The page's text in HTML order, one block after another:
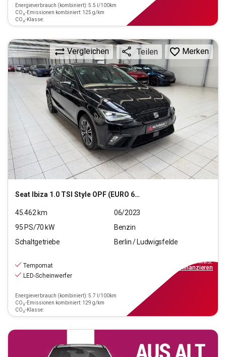
Energieverbrauch (kombiniert): 5.5 l/100km
CO₂-Emissionen kombiniert: 125 g/km
CO₂-Klasse:
Seat Ibiza 1.0 TSI Style OPF (EURO 6d)
Vergleichen Teilen Merken
45.462 km
06/2023
95 PS/70 kW
Benzin
Schaltgetriebe
Berlin / Ludwigsfelde
Tempomat
LED-Scheinwerfer
Energieverbrauch (kombiniert): 5.7 l/100km
CO₂-Emissionen kombiniert: 129 g/km
CO₂-Klasse:
inkl.MwSt.
finanzieren